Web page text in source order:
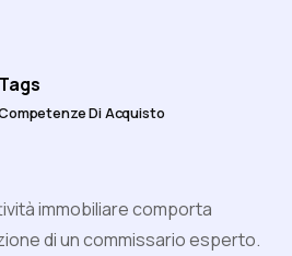
Tags
Di Acquisto
immobiliare comporta
di un commissario esperto.